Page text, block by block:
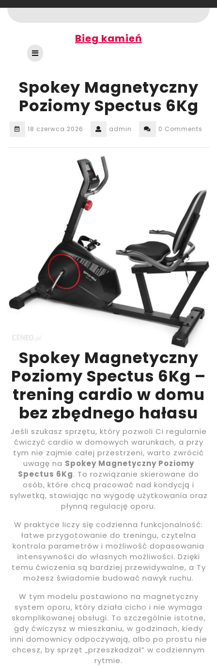
to
content
Bieg kamień
Open
Button
Spokey Magnetyczny
Poziomy Spectus 6Kg
18 czerwca 2026 admin 0 Comments
Spokey Magnetyczny
Poziomy Spectus 6Kg –
trening cardio w domu
bez zbędnego hałasu
Jeśli szukasz sprzętu, który pozwoli Ci regularnie
ćwiczyć cardio w domowych warunkach, a przy
tym nie zajmie całej przestrzeni, warto zwrócić
uwagę na Spokey Magnetyczny Poziomy
Spectus 6Kg. To rozwiązanie skierowane do
osób, które chcą pracować nad kondycją i
sylwetką, stawiając na wygodę użytkowania oraz
płynną regulację oporu.
W praktyce liczy się codzienna funkcjonalność:
łatwe przygotowanie do treningu, czytelna
kontrola parametrów i możliwość dopasowania
intensywności do własnych możliwości. Dzięki
temu ćwiczenia są bardziej przewidywalne, a Ty
możesz świadomie budować nawyk ruchu.
W tym modelu postawiono na magnetyczny
system oporu, który działa cicho i nie wymaga
skomplikowanej obsługi. To szczególnie istotne,
gdy ćwiczysz w mieszkaniu, w godzinach, kiedy
inni domownicy odpoczywają, albo po prostu nie
chcesz, by sprzęt „przeszkadzał” w codziennym
rytmie.